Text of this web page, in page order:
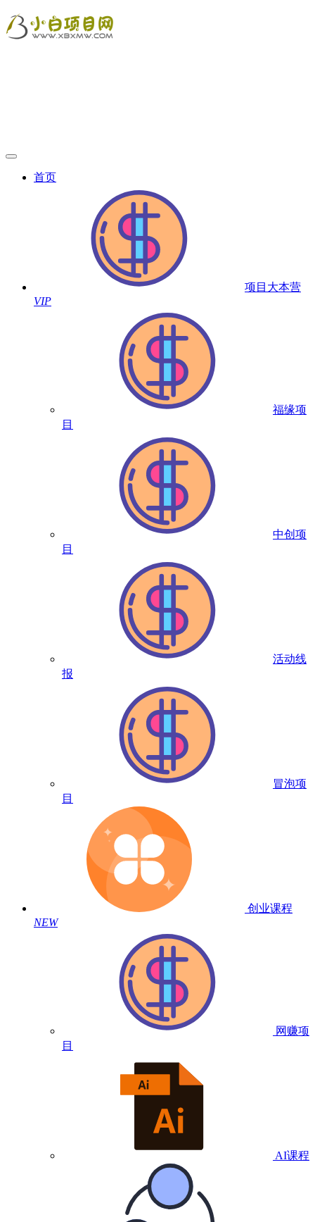
首页
项目大本营
VIP
福缘项
目
中创项
目
活动线
报
冒泡项
目
创业课程
NEW
网赚项
目
AI课程